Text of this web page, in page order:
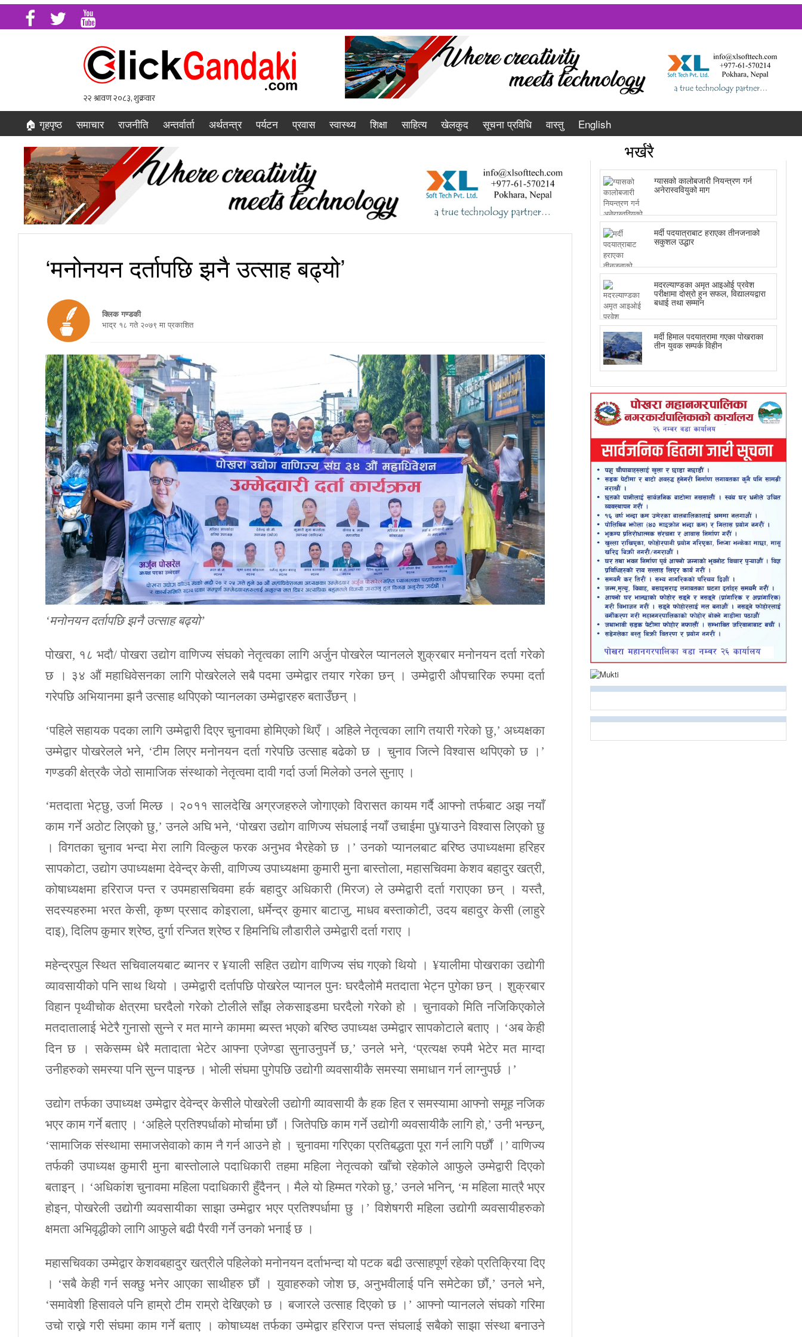
🏠 गृहपृष्ठ समाचार राजनीति अन्तर्वार्ता अर्थतन्त्र पर्यटन प्रवास स्वास्थ्य शिक्षा साहित्य खेलकुद सूचना प्रविधि वास्तु English
‘मनोनयन दर्तापछि झनै उत्साह बढ्यो’
क्लिक गण्डकी
भाद्र १८ गते २०७९ मा प्रकाशित
‘मनोनयन दर्तापछि झनै उत्साह बढ्यो’
पोखरा, १८ भदौ/ पोखरा उद्योग वाणिज्य संघको नेतृत्वका लागि अर्जुन पोखरेल प्यानलले शुक्रबार मनोनयन दर्ता गरेको
छ । ३४ औं महाधिवेसनका लागि पोखरेलले सबै पदमा उम्मेद्वार तयार गरेका छन् । उम्मेद्वारी औपचारिक रुपमा दर्ता
गरेपछि अभियानमा झनै उत्साह थपिएको प्यानलका उम्मेद्वारहरु बताउँछन् ।
‘पहिले सहायक पदका लागि उम्मेद्वारी दिएर चुनावमा होमिएको थिएँ । अहिले नेतृत्वका लागि तयारी गरेको छु,’ अध्यक्षका
उम्मेद्वार पोखरेलले भने, ‘टीम लिएर मनोनयन दर्ता गरेपछि उत्साह बढेको छ । चुनाव जित्ने विश्वास थपिएको छ ।’
गण्डकी क्षेत्रकै जेठो सामाजिक संस्थाको नेतृत्वमा दावी गर्दा उर्जा मिलेको उनले सुनाए ।
‘मतदाता भेट्छु, उर्जा मिल्छ । २०११ सालदेखि अग्रजहरुले जोगाएको विरासत कायम गर्दै आफ्नो तर्फबाट अझ नयाँ
काम गर्ने अठोट लिएको छु,’ उनले अघि भने, ‘पोखरा उद्योग वाणिज्य संघलाई नयाँ उचाईमा पु¥याउने विश्वास लिएको छु
। विगतका चुनाव भन्दा मेरा लागि विल्कुल फरक अनुभव भैरहेको छ ।’ उनको प्यानलबाट बरिष्ठ उपाध्यक्षमा हरिहर
सापकोटा, उद्योग उपाध्यक्षमा देवेन्द्र केसी, वाणिज्य उपाध्यक्षमा कुमारी मुना बास्तोला, महासचिवमा केशव बहादुर खत्री,
कोषाध्यक्षमा हरिराज पन्त र उपमहासचिवमा हर्क बहादुर अधिकारी (मिरज) ले उम्मेद्वारी दर्ता गराएका छन् । यस्तै,
सदस्यहरुमा भरत केसी, कृष्ण प्रसाद कोइराला, धर्मेन्द्र कुमार बाटाजु, माधव बस्ताकोटी, उदय बहादुर केसी (लाहुरे
दाइ), दिलिप कुमार श्रेष्ठ, दुर्गा रन्जित श्रेष्ठ र हिमनिधि लौडारीले उम्मेद्वारी दर्ता गराए ।
महेन्द्रपुल स्थित सचिवालयबाट ब्यानर र ¥याली सहित उद्योग वाणिज्य संघ गएको थियो । ¥यालीमा पोखराका उद्योगी
व्यावसायीको पनि साथ थियो । उम्मेद्वारी दर्तापछि पोखरेल प्यानल पुनः घरदैलोमै मतदाता भेट्न पुगेका छन् । शुक्रबार
विहान पृथ्वीचोक क्षेत्रमा घरदैलो गरेको टोलीले साँझ लेकसाइडमा घरदैलो गरेको हो । चुनावको मिति नजिकिएकोले
मतदातालाई भेटेरै गुनासो सुन्ने र मत माग्ने काममा ब्यस्त भएको बरिष्ठ उपाध्यक्ष उम्मेद्वार सापकोटाले बताए । ‘अब केही
दिन छ । सकेसम्म धेरै मतादाता भेटेर आफ्ना एजेण्डा सुनाउनुपर्ने छ,’ उनले भने, ‘प्रत्यक्ष रुपमै भेटेर मत माग्दा
उनीहरुको समस्या पनि सुन्न पाइन्छ । भोली संघमा पुगेपछि उद्योगी व्यवसायीकै समस्या समाधान गर्न लाग्नुपर्छ ।’
उद्योग तर्फका उपाध्यक्ष उम्मेद्वार देवेन्द्र केसीले पोखरेली उद्योगी व्यावसायी कै हक हित र समस्यामा आफ्नो समूह नजिक
भएर काम गर्ने बताए । ‘अहिले प्रतिश्पर्धाको मोर्चामा छौं । जितेपछि काम गर्ने उद्योगी व्यवसायीकै लागि हो,’ उनी भन्छन्,
‘सामाजिक संस्थामा समाजसेवाको काम नै गर्न आउने हो । चुनावमा गरिएका प्रतिबद्धता पूरा गर्न लागि पर्छौं ।’ वाणिज्य
तर्फकी उपाध्यक्ष कुमारी मुना बास्तोलाले पदाधिकारी तहमा महिला नेतृत्वको खाँचो रहेकोले आफुले उम्मेद्वारी दिएको
बताइन् । ‘अधिकांश चुनावमा महिला पदाधिकारी हुँदैनन् । मैले यो हिम्मत गरेको छु,’ उनले भनिन्, ‘म महिला मात्रै भएर
होइन, पोखरेली उद्योगी व्यवसायीका साझा उम्मेद्वार भएर प्रतिश्पर्धामा छु ।’ विशेषगरी महिला उद्योगी व्यवसायीहरुको
क्षमता अभिवृद्धीको लागि आफुले बढी पैरवी गर्ने उनको भनाई छ ।
महासचिवका उम्मेद्वार केशवबहादुर खत्रीले पहिलेको मनोनयन दर्ताभन्दा यो पटक बढी उत्साहपूर्ण रहेको प्रतिक्रिया दिए
। ‘सबै केही गर्न सक्छु भनेर आएका साथीहरु छौं । युवाहरुको जोश छ, अनुभवीलाई पनि समेटेका छौं,’ उनले भने,
‘समावेशी हिसावले पनि हाम्रो टीम राम्रो देखिएको छ । बजारले उत्साह दिएको छ ।’ आफ्नो प्यानलले संघको गरिमा
उचो राख्ने गरी संघमा काम गर्ने बताए । कोषाध्यक्ष तर्फका उम्मेद्वार हरिराज पन्त संघलाई सबैको साझा संस्था बनाउने
भर्खरै
ग्यासको कालोबजारी नियन्त्रण गर्न
अनेरास्ववियुको माग
मर्दी पदयात्राबाट हराएका तीनजनाको
सकुशल उद्धार
मदरल्याण्डका अमृत आइओई प्रवेश
परीक्षामा दोस्रो हुन सफल, विद्यालयद्वारा
बधाई तथा सम्मान
मर्दी हिमाल पदयात्रामा गएका पोखराका
तीन युवक सम्पर्क विहीन